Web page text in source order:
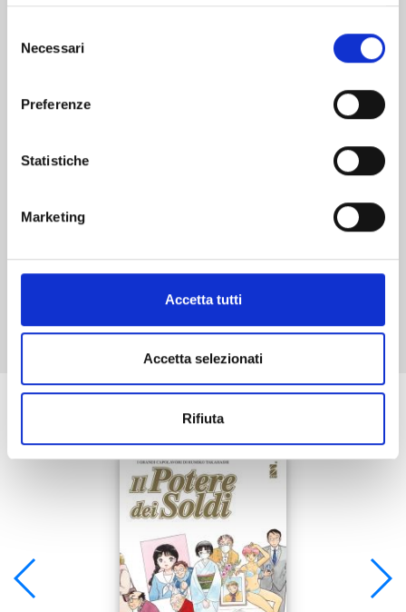
delNecessari
Preferenze
Statistiche
Marketing
Accetta tutti
Accetta selezionati
Rifiuta
Mostra tutto
Se ti è piaciuto prova anche: